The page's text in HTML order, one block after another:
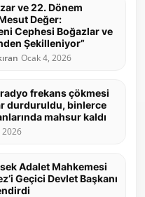
ve 22. Dönem
Değer:
Cephesi Boğazlar ve
Şekilleniyor”
Ocak 4, 2026
frekans çökmesi
durduruldu, binlerce
mahsur kaldı
2026
Adalet Mahkemesi
Geçici Devlet Başkanı